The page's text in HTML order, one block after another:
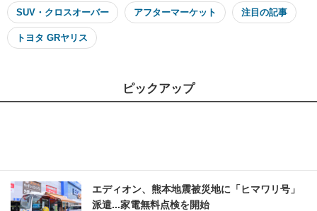
SUV・クロスオーバー アフターマーケット 注目の記事
トヨタ GRヤリス
ピックアップ
エディオン、熊本地震被災地に「ヒマワリ号」
派遣...家電無料点検を開始